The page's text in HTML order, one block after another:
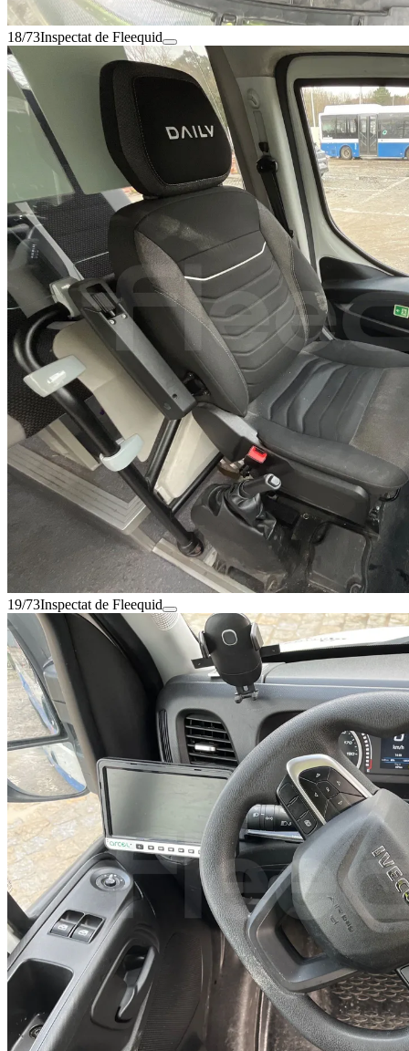
18/73Inspectat de Fleequid
19/73Inspectat de Fleequid